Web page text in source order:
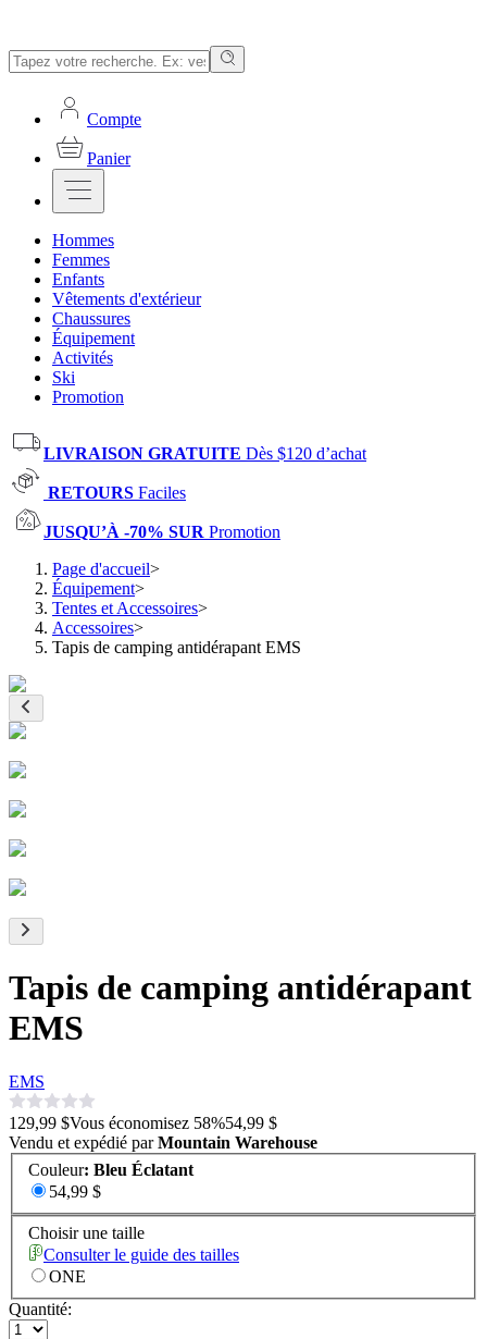
Compte
Panier
Hommes
Femmes
Enfants
Vêtements d'extérieur
Chaussures
Équipement
Activités
Ski
Promotion
LIVRAISON GRATUITE Dès $120 d’achat
RETOURS Faciles
JUSQU’À -70% SUR Promotion
Page d'accueil>
Équipement>
Tentes et Accessoires>
Accessoires>
Tapis de camping antidérapant EMS
Tapis de camping antidérapant
EMS
EMS
129,99 $Vous économisez 58%54,99 $
Vendu et expédié parMountain Warehouse
Couleur: Bleu Éclatant
54,99 $
Choisir une taille
Consulter le guide des tailles
ONE
Quantité: